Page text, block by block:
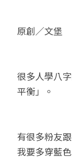
好書推廌
自我挑戰
八字高階班
五行計算
團隊訓練
八字批命
科學八字
輕鬆學
上課預約
FB粉絲頁
搜索
繁體中
原創／文堡
很多人學八
平衡」。
有很多粉友
我要多穿藍